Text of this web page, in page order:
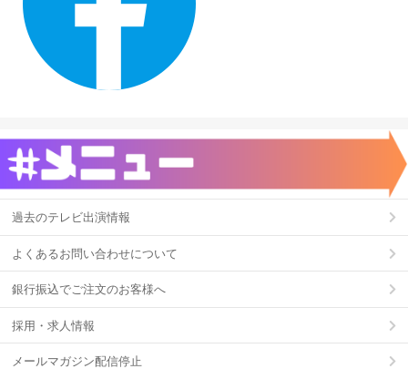
過去のテレビ出演情報
よくあるお問い合わせについて
銀行振込でご注文のお客様へ
採用・求人情報
メールマガジン配信停止